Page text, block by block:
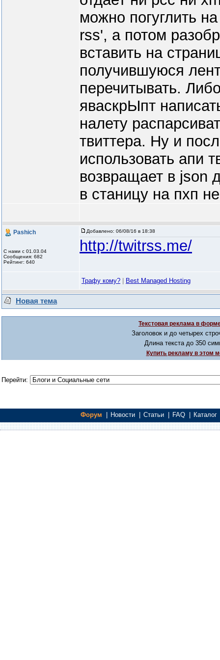
можно погуглить
rss', а потом
вставить на
получившуюся
перечитывать.
яваскрЫпт
налету
твиттера. Ну и
использовать апи
возвращает в json
в станицу на пхп
Pashich
С нами с 01.03.04
Сообщения: 682
Рейтинг: 640
Добавлено: 06/08/16 в 18:38
http://twitrss.me/
Трафу кому? Best Managed Hosting
Новая тема
Текстовая реклама в
Заголовок и до четырех
Длина текста до 350
Купить рекламу в этом
Перейти:
Форум Новости Статьи FAQ Каталог